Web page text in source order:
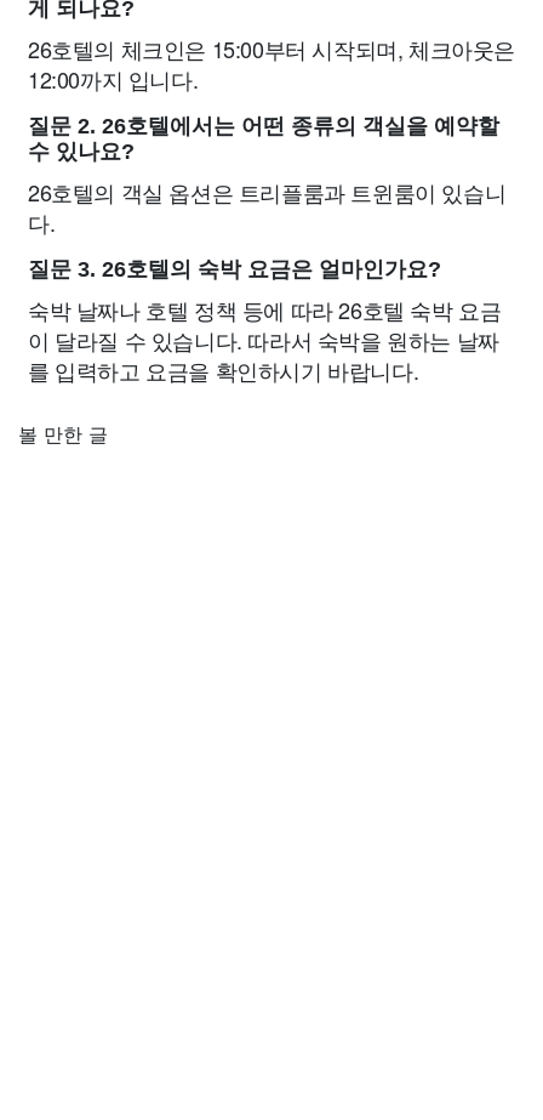
게 되나요?
26호텔의 체크인은 15:00부터 시작되며, 체크아웃은
12:00까지 입니다.
질문 2. 26호텔에서는 어떤 종류의 객실을 예약할
수 있나요?
26호텔의 객실 옵션은 트리플룸과 트윈룸이 있습니
다.
질문 3. 26호텔의 숙박 요금은 얼마인가요?
숙박 날짜나 호텔 정책 등에 따라 26호텔 숙박 요금
이 달라질 수 있습니다. 따라서 숙박을 원하는 날짜
를 입력하고 요금을 확인하시기 바랍니다.
볼 만한 글